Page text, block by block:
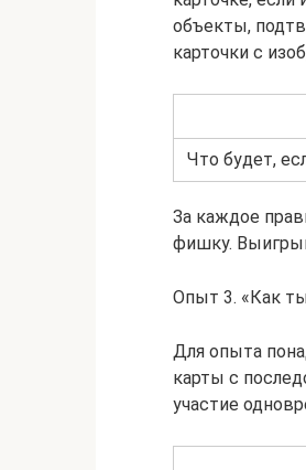
объекты,
карточки с
Что будет,
За каждое
фишку.
Опыт 3. «Как
Для опыта
карты с
участие